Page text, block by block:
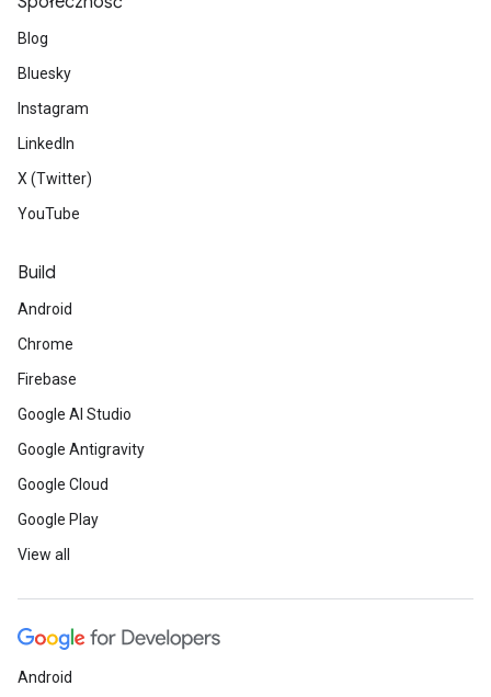
Blog
Bluesky
Instagram
LinkedIn
X (Twitter)
YouTube
Build
Android
Chrome
Firebase
Google AI Studio
Google Antigravity
Google Cloud
Google Play
View all
Android